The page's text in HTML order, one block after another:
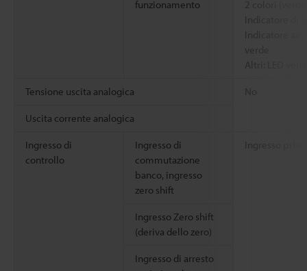
funzionamento
2 colori
verde
Altri: LED
Tensione uscita analogica
Uscita corrente analogica
Ingresso di
controllo
Ingresso di
commutazione
banco, ingresso
zero shift
Ingresso Zero shift
(deriva dello zero)
Ingresso di arresto